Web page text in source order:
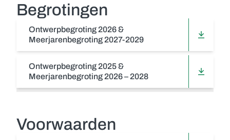
Begrotingen
Ontwerpbegroting 2026 &
Meerjarenbegroting 2027-2029
Ontwerpbegroting 2025 &
Meerjarenbegroting 2026 – 2028
Voorwaarden